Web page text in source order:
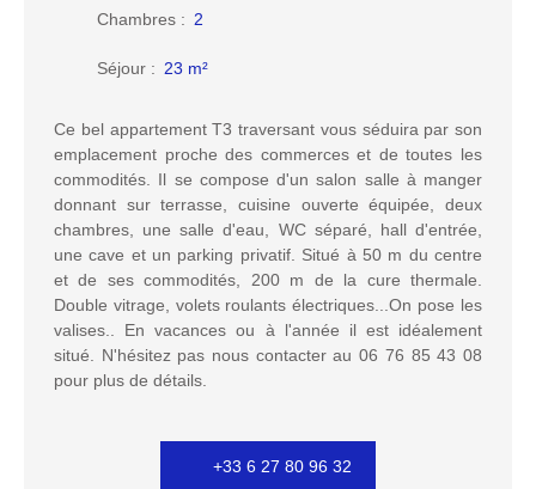
Chambres : 2
Séjour : 23 m²
Ce bel appartement T3 traversant vous séduira par son
emplacement proche des commerces et de toutes les
commodités. Il se compose d'un salon salle à manger
donnant sur terrasse, cuisine ouverte équipée, deux
chambres, une salle d'eau, WC séparé, hall d'entrée,
une cave et un parking privatif. Situé à 50 m du centre
et de ses commodités, 200 m de la cure thermale.
Double vitrage, volets roulants électriques...On pose les
valises.. En vacances ou à l'année il est idéalement
situé. N'hésitez pas nous contacter au 06 76 85 43 08
pour plus de détails.
+33 6 27 80 96 32